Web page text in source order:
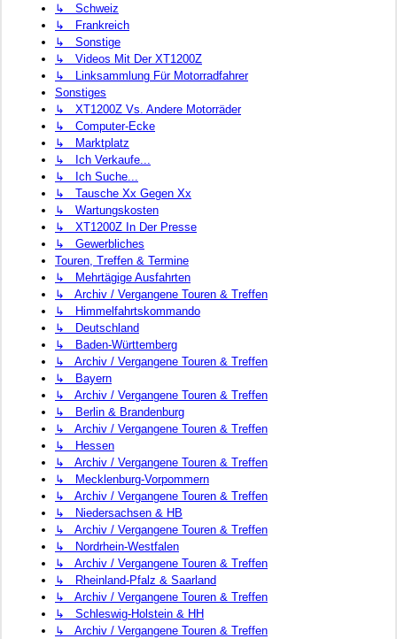
↳ Schweiz
↳ Frankreich
↳ Sonstige
↳ Videos Mit Der XT1200Z
↳ Linksammlung Für Motorradfahrer
Sonstiges
↳ XT1200Z Vs. Andere Motorräder
↳ Computer-Ecke
↳ Marktplatz
↳ Ich Verkaufe...
↳ Ich Suche...
↳ Tausche Xx Gegen Xx
↳ Wartungskosten
↳ XT1200Z In Der Presse
↳ Gewerbliches
Touren, Treffen & Termine
↳ Mehrtägige Ausfahrten
↳ Archiv / Vergangene Touren & Treffen
↳ Himmelfahrtskommando
↳ Deutschland
↳ Baden-Württemberg
↳ Archiv / Vergangene Touren & Treffen
↳ Bayern
↳ Archiv / Vergangene Touren & Treffen
↳ Berlin & Brandenburg
↳ Archiv / Vergangene Touren & Treffen
↳ Hessen
↳ Archiv / Vergangene Touren & Treffen
↳ Mecklenburg-Vorpommern
↳ Archiv / Vergangene Touren & Treffen
↳ Niedersachsen & HB
↳ Archiv / Vergangene Touren & Treffen
↳ Nordrhein-Westfalen
↳ Archiv / Vergangene Touren & Treffen
↳ Rheinland-Pfalz & Saarland
↳ Archiv / Vergangene Touren & Treffen
↳ Schleswig-Holstein & HH
↳ Archiv / Vergangene Touren & Treffen